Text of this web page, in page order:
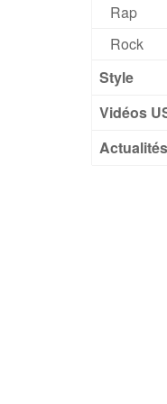
Rap
Rock
Style
Vidéos
Actualités